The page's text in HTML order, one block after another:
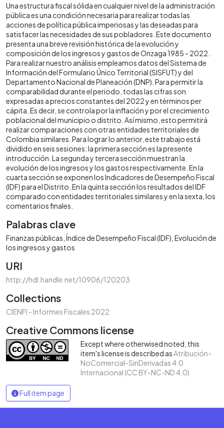
Una estructura fiscal sólida en cualquier nivel de la administración
pública es una condición necesaria para realizar todas las
acciones de política pública imperiosas y las deseadas para
satisfacer las necesidades de sus pobladores. Este documento
presenta una breve revisión histórica de la evolución y
composición de los ingresos y gastos de Onzaga 1985 - 2022.
Para realizar nuestro análisis empleamos datos del Sistema de
Información del Formulario Único Territorial (SISFUT) y del
Departamento Nacional de Planeación (DNP). Para permitir la
comparabilidad durante el periodo, todas las cifras son
expresadas a precios constantes del 2022 y en términos per
cápita. Es decir, se controla por la inflación y por el crecimiento
poblacional del municipio o distrito. Así mismo, esto permitirá
realizar comparaciones con otras entidades territoriales de
Colombia similares. Para lograr lo anterior, este trabajo está
dividido en seis sesiones: la primera sección es la presente
introducción. La segunda y tercera sección muestran la
evolución de los ingresos y los gastos respectivamente. En la
cuarta sección se exponen los Indicadores de Desempeño Fiscal
(IDF) para el Distrito. En la quinta sección los resultados del IDF
comparado con entidades territoriales similares y en la sexta, los
comentarios finales.
Palabras clave
Finanzas públicas Índice de Desempeño Fiscal (IDF) Evolución de
los ingresos y gastos
URI
http://hdl.handle.net/10906/120203
Collections
CIENFI - Informes Fiscales 2022
Creative Commons license
Except where otherwised noted, this
item's license is described asAtribución-
NoComercial-SinDerivadas 4.0
Internacional (CC BY-NC-ND 4.0)
Full item page